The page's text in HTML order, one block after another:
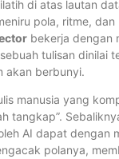
di atas lautan
pola, ritme,
bekerja dengan
tulisan dinilai
akan berbunyi.
manusia yang
tangkap”.
AI dapat dengan
polanya,